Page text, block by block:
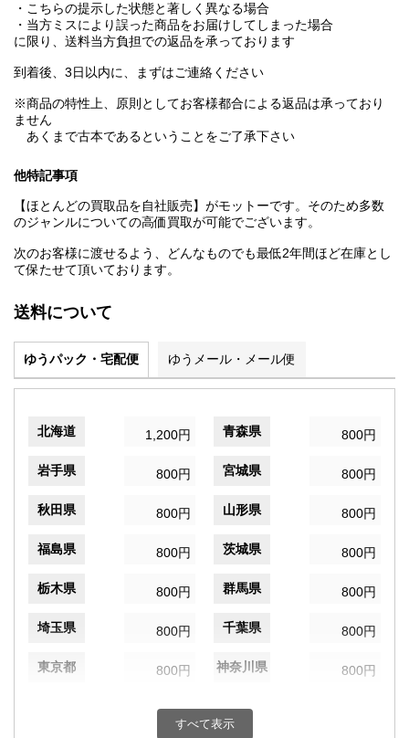
・こちらの提示した状態と著しく異なる場合
・当方ミスにより誤った商品をお届けしてしまった場合
に限り、送料当方負担での返品を承っております
到着後、3日以内に、まずはご連絡ください
※商品の特性上、原則としてお客様都合による返品は承っており
ません
あくまで古本であるということをご了承下さい
他特記事項
【ほとんどの買取品を自社販売】がモットーです。そのため多数
のジャンルについての高価買取が可能でございます。
次のお客様に渡せるよう、どんなものでも最低2年間ほど在庫とし
て保たせて頂いております。
送料について
ゆうパック・宅配便 ゆうメール・メール便
北海道 1,200円 青森県 800円
岩手県 800円 宮城県 800円
秋田県 800円 山形県 800円
福島県 800円 茨城県 800円
栃木県 800円 群馬県 800円
埼玉県 800円 千葉県 800円
東京都 800円 神奈川県 800円
800円 富山県
すべて表示